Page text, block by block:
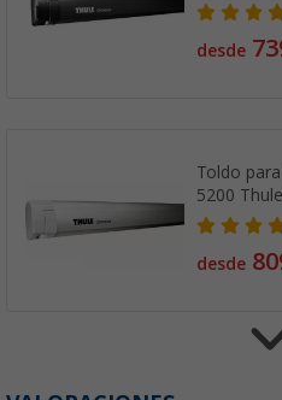
desde
Toldo
5200 Thule
desde